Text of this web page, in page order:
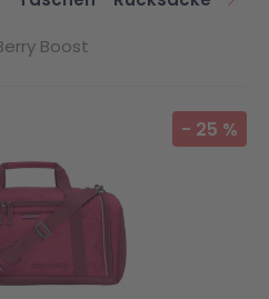
Boost
- 25 %